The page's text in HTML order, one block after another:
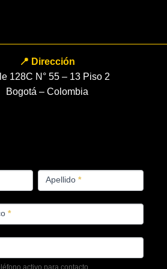
📍 Dirección
128C N° 55 – 13 Piso 2
Bogotá – Colombia
Apellido *
*
activo para contacto